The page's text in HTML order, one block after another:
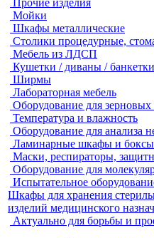
Прочие изделия
Мойки
Шкафы металлические
Столики процедурные,
Мебель из ЛДСП
Кушетки / диваны / банкетки
Ширмы
Лабораторная мебель
Оборудование для зерновых
Температура и влажность
Оборудование для анализа
Ламинарные шкафы и
Маски, респираторы,
Оборудование для
Испытательное
Шкафы для хранения
изделий медицинского
Актуально для борьбы и